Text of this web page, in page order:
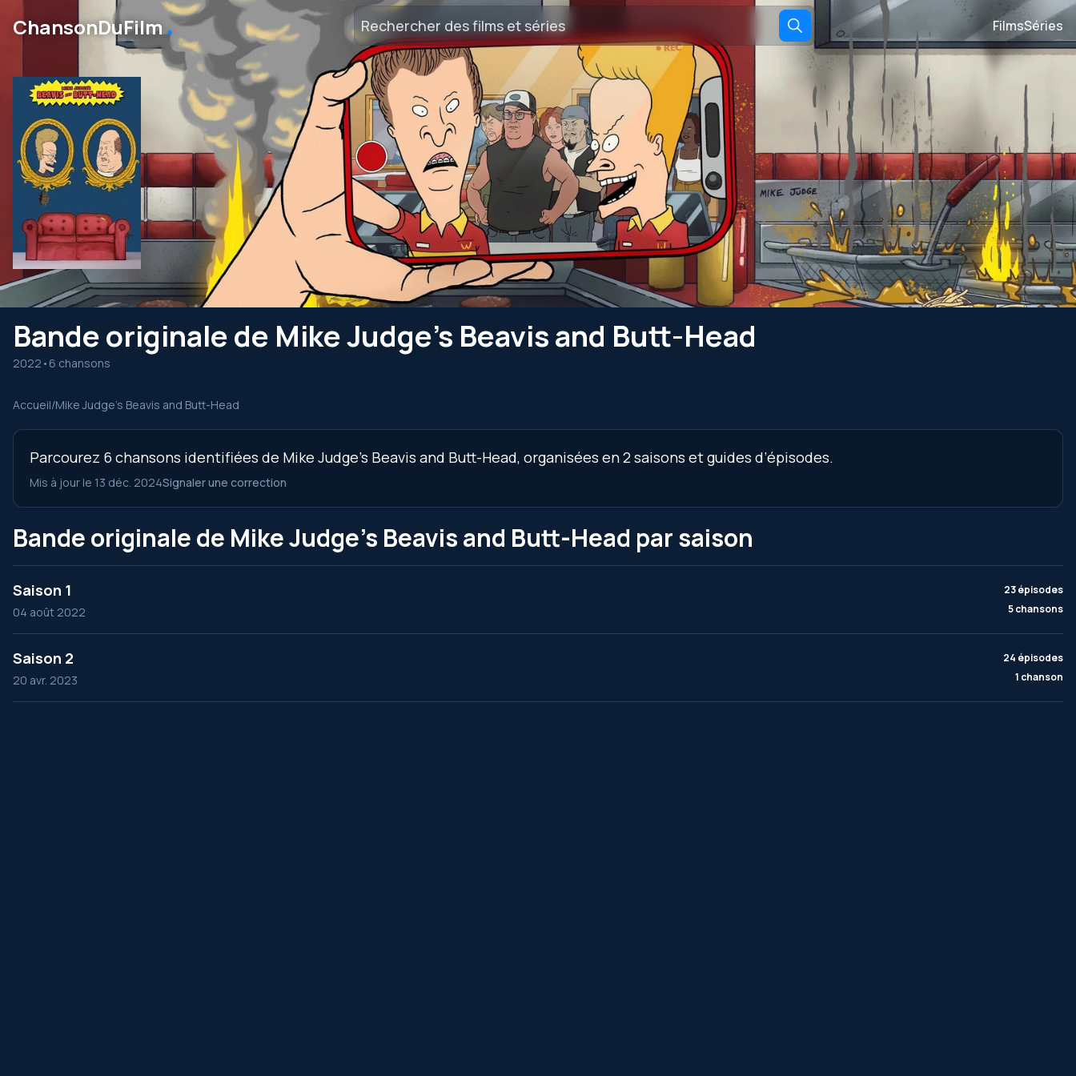
ChansonDuFilm․ FilmsSéries
Bande originale de Mike Judge's Beavis and Butt-Head
2022 • 6 chansons
Accueil/Mike Judge's Beavis and Butt-Head
Parcourez 6 chansons identifiées de Mike Judge's Beavis and Butt-Head, organisées en 2 saisons et guides d’épisodes.
Mis à jour le 13 déc. 2024Signaler une correction
Bande originale de Mike Judge's Beavis and Butt-Head par saison
Saison 1
04 août 2022
23 épisodes
5 chansons
Saison 2
20 avr. 2023
24 épisodes
1 chanson